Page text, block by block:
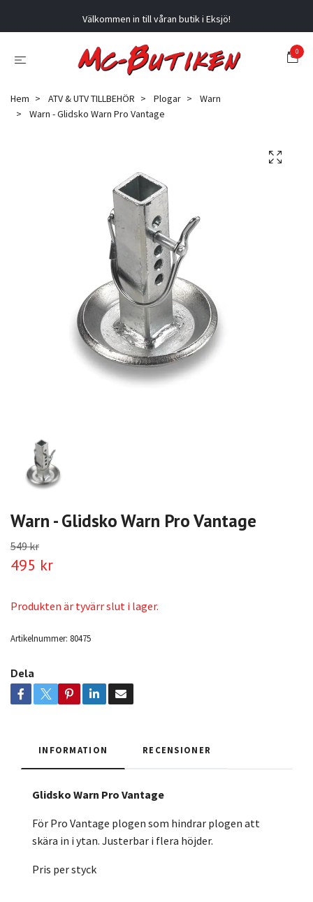
Välkommen in till våran butik i Eksjö!
0
Hem ATV & UTV TILLBEHÖR Plogar
Warn
Warn - Glidsko Warn Pro Vantage
Warn - Glidsko Warn Pro Vantage
549 kr
495 kr
Produkten är tyvärr slut i lager.
Artikelnummer: 80475
Dela
INFORMATION RECENSIONER
Glidsko Warn Pro Vantage
För Pro Vantage plogen som hindrar plogen att
skära in i ytan. Justerbar i flera höjder.
Pris per styck